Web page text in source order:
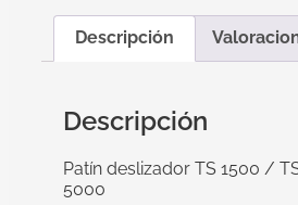
Descripción
Descripción
Patín deslizador TS 1500 /
5000